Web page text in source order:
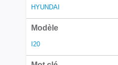
HYUNDAI
Modèle
I20